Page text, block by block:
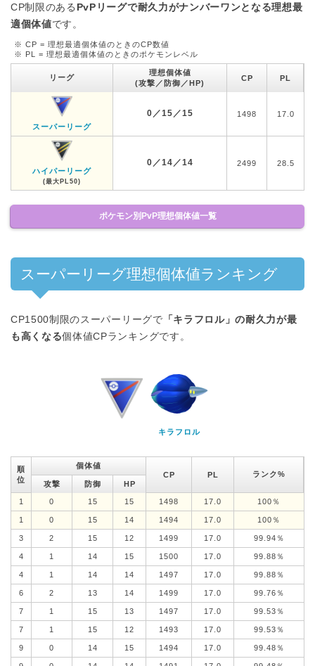
CP制限のある PvPリーグで耐久力がナンバーワンとなる理想最
適個体値です。
※ CP = 理想最適個体値のときのCP数値
※ PL = 理想最適個体値のときのポケモンレベル
リーグ
理想個体値
(攻撃／防御／HP)
CP PL
スーパーリーグ
0／15／15 1498 17.0
ハイパーリーグ
(最大PL50)
0／14／14 2499 28.5
ポケモン別PvP理想個体値一覧
スーパーリーグ理想個体値ランキング
CP1500制限のスーパーリーグで 「キラフロル」の耐久力が最
も高くなる個体値CPランキングです。
キラフロル
順
位
個体値
CP
PL
ランク%
攻撃
防御 HP
1 0 15 15 1498 17.0 100％
1 0 15 14 1494 17.0 100％
3 2 15 12 1499 17.0 99.94％
4 1 14 15 1500 17.0 99.88％
4 1 14 14 1497 17.0 99.88％
6 2 13 14 1499 17.0 99.76％
7 1 15 13 1497 17.0 99.53％
7 1 15 12 1493 17.0 99.53％
9 0 14 15 1494 17.0 99.48％